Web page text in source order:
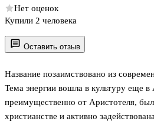
Оставить отзыв
Название позаимствовано из
Тема энергии вошла в культуру еще в
преимущественно от Аристотеля,
христианстве и активно
Нет оценок
Купили 2 человека